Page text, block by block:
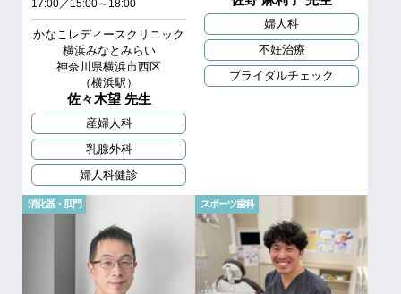
17:00／15:00～18:00
かなこレディースクリニック
横浜みなとみらい
神奈川県横浜市西区
（横浜駅）
佐々木望 先生
産婦人科
乳腺外科
婦人科健診
婦人科
不妊治療
ブライダルチェック
消化器・肛門 スポーツ歯科